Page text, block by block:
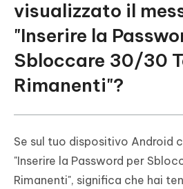
visualizzato il
"Inserire la
Sbloccare 30/30
Rimanenti"?
Se sul tuo dispositivo Android
"Inserire la Password per
Rimanenti", significa che hai